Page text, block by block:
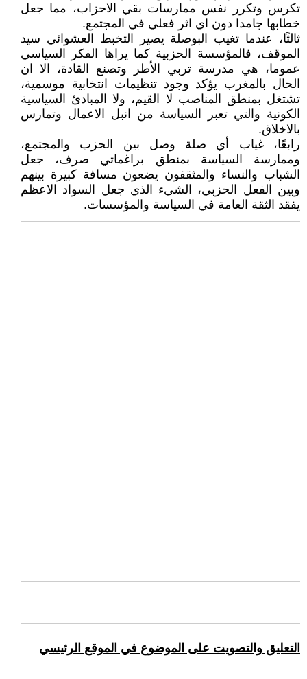
تكرس وتكرر نفس ممارسات بقي الاحزاب، مما جعل
خطابها جامدا دون اي اثر فعلي في المجتمع.
ثالثًا، عندما تغيب البوصلة يصير التخبط العشوائي سيد
الموقف، فالمؤسسة الحزبية كما يراها الفكر السياسي
عموما، هي مدرسة تربي الأطر وتصنع القادة، الا ان
الحال بالمغرب يؤكد وجود تنظيمات انتخابية موسمية،
تشتغل بمنطق المناصب لا القيم، ولا المبادئ السياسية
الكونية والتي تعبر السياسة من انبل الاعمال وتمارس
بالاخلاق.
رابعًا، غياب أي صلة وصل بين الحزب والمجتمع،
وممارسة السياسة بمنطق براغماتي صرف، جعل
الشباب والنساء والمثقفون يضعون مسافة كبيرة بينهم
وبين الفعل الحزبي، الشيء الذي جعل السواد الاعظم
يفقد الثقة العامة في السياسة والمؤسسات.
التعليق والتصويت على الموضوع في الموقع الرئيسي